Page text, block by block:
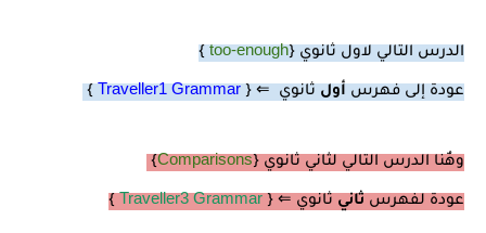
الدرس التالي لاول ثانوي {too-enough
}
عودة إلى فهرس أول ثانوي ⇐ { Traveller1 Grammar
}
وهٌنا الدرس التالي لثاني ثانوي {Comparisons
}
عودة لفهرس ثاني ثانوي ⇐
{
Traveller3 Grammar
}